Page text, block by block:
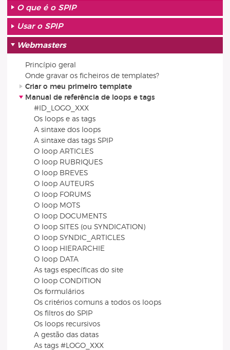
O que é o SPIP
Usar o SPIP
Webmasters
Princípio geral
Onde gravar os ficheiros de templates?
Criar o meu primeiro template
Manual de referência de loops e tags
#ID_LOGO_XXX
Os loops e as tags
A sintaxe dos loops
A sintaxe das tags SPIP
O loop ARTICLES
O loop RUBRIQUES
O loop BREVES
O loop AUTEURS
O loop FORUMS
O loop MOTS
O loop DOCUMENTS
O loop SITES (ou SYNDICATION)
O loop SYNDIC_ARTICLES
O loop HIERARCHIE
O loop DATA
As tags específicas do site
O loop CONDITION
Os formulários
Os critérios comuns a todos os loops
Os filtros do SPIP
Os loops recursivos
A gestão das datas
As tags #LOGO_XXX